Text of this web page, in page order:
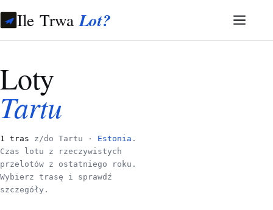
Ile TrwaLot?
Loty
Tartu
1 tras z/do Tartu · Estonia .
Czas lotu z rzeczywistych
przelotów z ostatniego roku.
Wybierz trasę i sprawdź
szczegóły.